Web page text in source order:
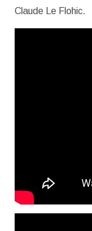
Claude Le Flohic.